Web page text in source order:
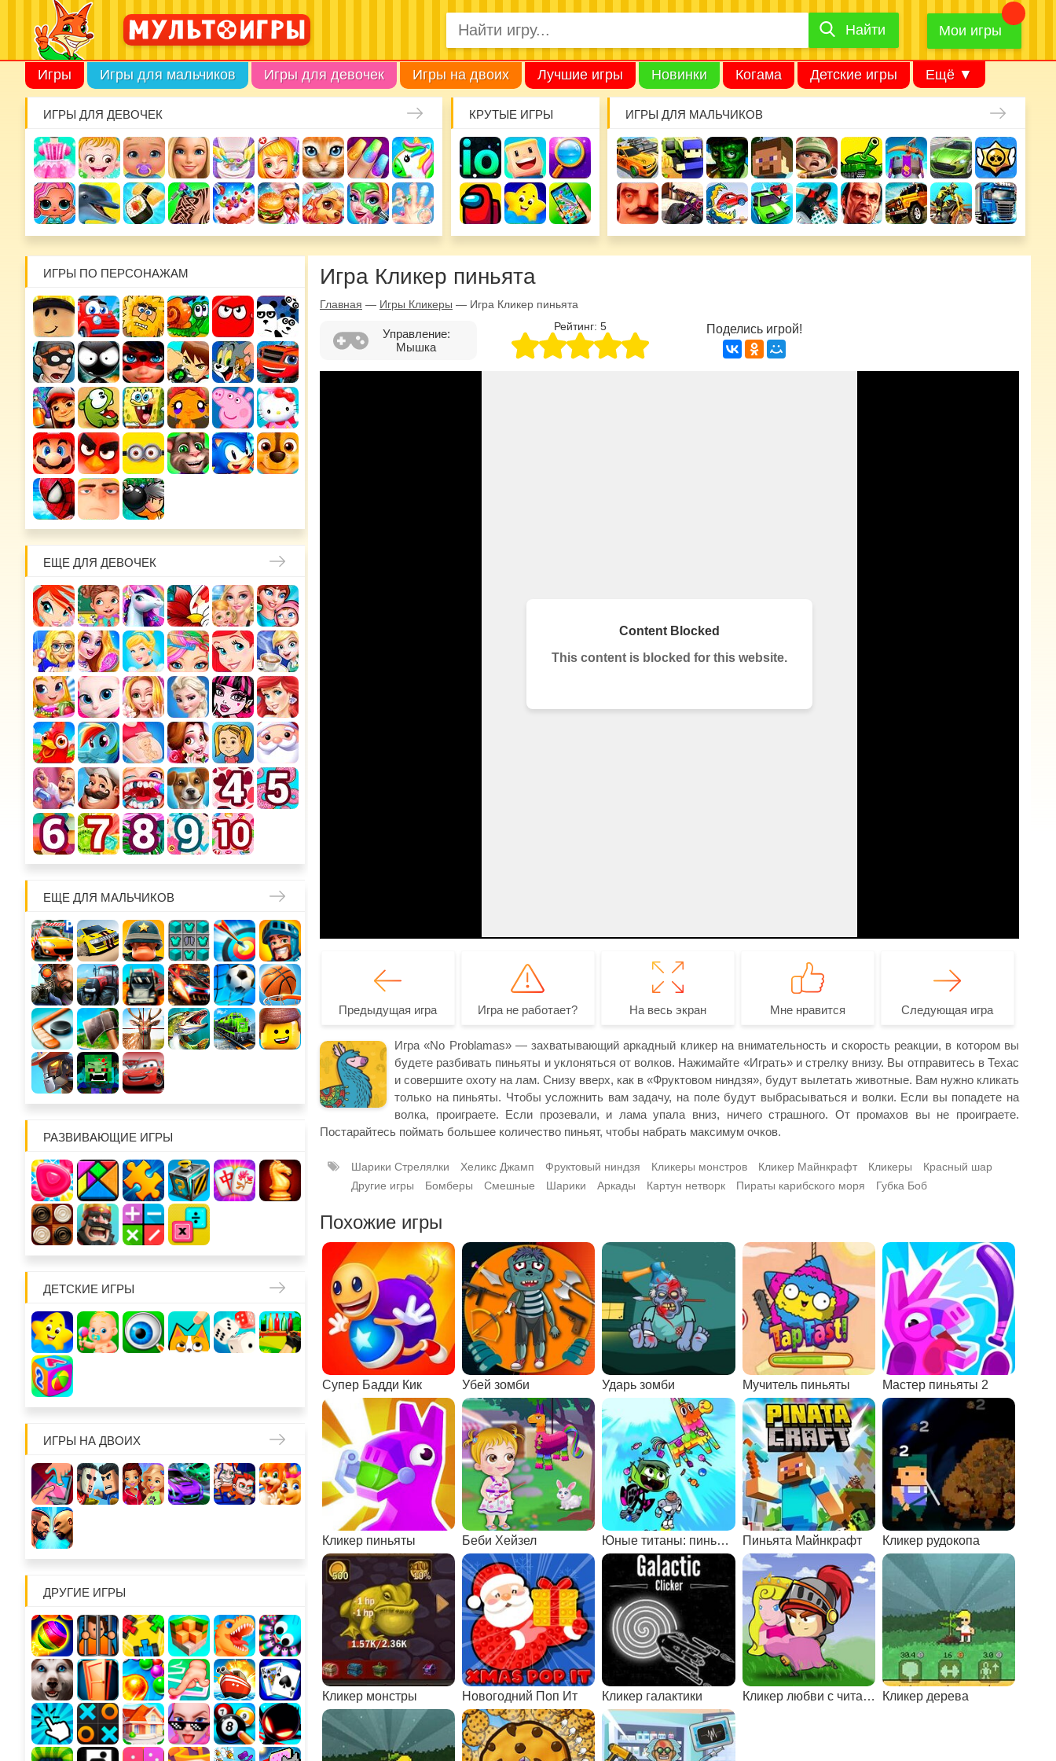
Найти
Найти Мои игры
Игры Игры для мальчиков Игры для девочек Игры на двоих Лучшие игры Новинки Когама Детские игры Ещё ▼
ИГРЫ ДЛЯ ДЕВОЧЕК КРУТЫЕ ИГРЫ ИГРЫ ДЛЯ МАЛЬЧИКОВ
ИГРЫ ПО ПЕРСОНАЖАМ
ЕЩЕ ДЛЯ ДЕВОЧЕК
ЕЩЕ ДЛЯ МАЛЬЧИКОВ
РАЗВИВАЮЩИЕ ИГРЫ
ДЕТСКИЕ ИГРЫ
ИГРЫ НА ДВОИХ
ДРУГИЕ ИГРЫ
Игра Кликер пиньята
Главная — Игры Кликеры — Игра Кликер пиньята
Управление:
Мышка
Рейтинг: 5 Поделись игрой!
Предыдущая игра Игра не работает? На весь экран Мне нравится Следующая игра
Игра «No Problamas» — захватывающий аркадный кликер на внимательность и скорость реакции, в котором вы
будете разбивать пиньяты и уклоняться от волков. Нажимайте «Играть» и стрелку внизу. Вы отправитесь в Техас
и совершите охоту на лам. Снизу вверх, как в «Фруктовом ниндзя», будут вылетать животные. Вам нужно кликать
только на пиньяты. Чтобы усложнить вам задачу, на поле будут выбрасываться и волки. Если вы попадете на
волка, проиграете. Если прозевали, и лама упала вниз, ничего страшного. От промахов вы не проиграете.
Постарайтесь поймать большее количество пиньят, чтобы набрать максимум очков.
Шарики Стрелялки Хеликс Джамп Фруктовый ниндзя Кликеры монстров Кликер Майнкрафт Кликеры
Красный шар
Другие игры
Бомберы Смешные Шарики Аркады Картун нетворк Пираты карибского моря Губка Боб
Похожие игры
Супер Бадди Кик Убей зомби Ударь зомби Мучитель пиньяты Мастер пиньяты 2
Кликер пиньяты Беби Хейзел Юные титаны: пиньята Пиньята Майнкрафт Кликер рудокопа
Кликер монстры Новогодний Поп Ит Кликер галактики Кликер любви с читами Кликер дерева